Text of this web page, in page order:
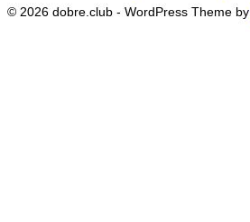
© 2026 dobre.club - WordPress Theme by